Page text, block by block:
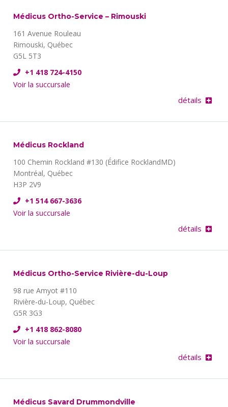
Médicus Ortho-Service – Rimouski
161 Avenue Rouleau
Rimouski, Québec
G5L 5T3
+1 418 724-4150
détails
Voir la succursale
Médicus Rockland
100 Chemin Rockland #130 (Édifice RocklandMD)
Montréal, Québec
H3P 2V9
+1 514 667-3636
détails
Voir la succursale
Médicus Ortho-Service Rivière-du-Loup
98 rue Amyot #110
Rivière-du-Loup, Québec
G5R 3G3
+1 418 862-8080
détails
Voir la succursale
Médicus Savard Drummondville